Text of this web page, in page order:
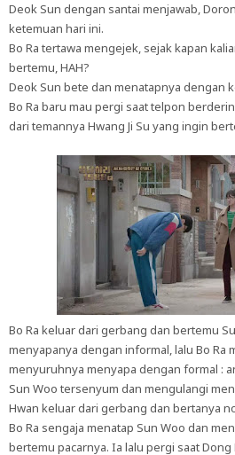
Deok Sun dengan santai menjawab,
ketemuan hari ini.
Bo Ra tertawa mengejek, sejak kapan
bertemu, HAH?
Deok Sun bete dan menatapnya dengan
Bo Ra baru mau pergi saat telpon
dari temannya Hwang Ji Su yang ingin
Bo Ra keluar dari gerbang dan bertemu
menyapanya dengan informal, lalu Bo Ra
menyuruhnya menyapa dengan formal :
Sun Woo tersenyum dan mengulangi
Hwan keluar dari gerbang dan bertanya
Bo Ra sengaja menatap Sun Woo dan
bertemu pacarnya. Ia lalu pergi saat